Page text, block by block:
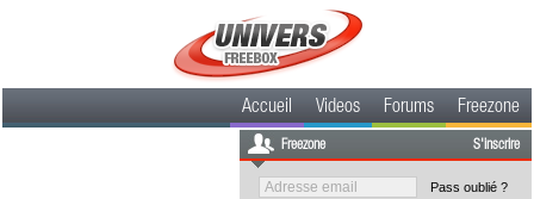
Accueil Videos Forums Freezone
Freezone S'inscrire
Pass oublié ?